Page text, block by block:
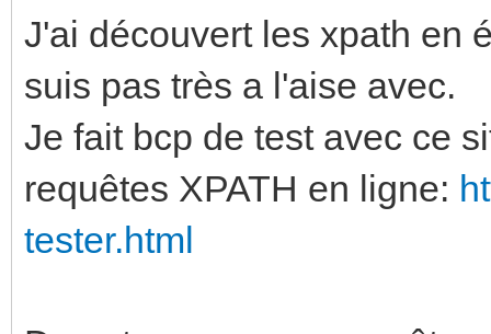
J'ai découvert les xpath en
suis pas très a l'aise avec.
Je fait bcp de test avec ce
requêtes XPATH en ligne:
tester.html